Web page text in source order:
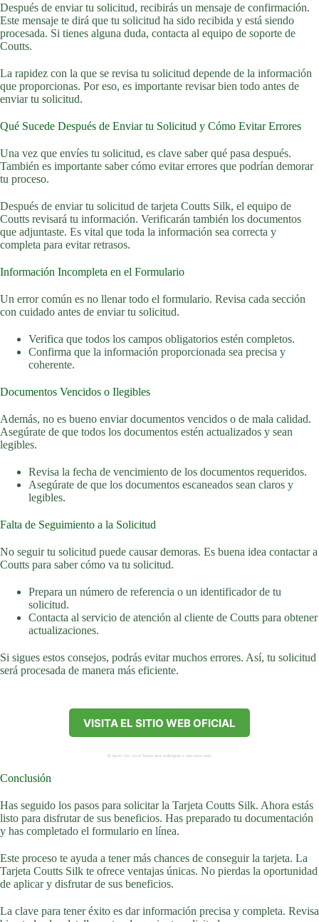
Después de enviar tu solicitud, recibirás un mensaje de confirmación.
Este mensaje te dirá que tu solicitud ha sido recibida y está siendo
procesada. Si tienes alguna duda, contacta al equipo de soporte de
Coutts.
La rapidez con la que se revisa tu solicitud depende de la información
que proporcionas. Por eso, es importante revisar bien todo antes de
enviar tu solicitud.
Qué Sucede Después de Enviar tu Solicitud y Cómo Evitar Errores
Una vez que envíes tu solicitud, es clave saber qué pasa después.
También es importante saber cómo evitar errores que podrían demorar
tu proceso.
Después de enviar tu solicitud de tarjeta Coutts Silk, el equipo de
Coutts revisará tu información. Verificarán también los documentos
que adjuntaste. Es vital que toda la información sea correcta y
completa para evitar retrasos.
Información Incompleta en el Formulario
Un error común es no llenar todo el formulario. Revisa cada sección
con cuidado antes de enviar tu solicitud.
Verifica que todos los campos obligatorios estén completos.
Confirma que la información proporcionada sea precisa y
coherente.
Documentos Vencidos o Ilegibles
Además, no es bueno enviar documentos vencidos o de mala calidad.
Asegúrate de que todos los documentos estén actualizados y sean
legibles.
Revisa la fecha de vencimiento de los documentos requeridos.
Asegúrate de que los documentos escaneados sean claros y
legibles.
Falta de Seguimiento a la Solicitud
No seguir tu solicitud puede causar demoras. Es buena idea contactar a
Coutts para saber cómo va tu solicitud.
Prepara un número de referencia o un identificador de tu
solicitud.
Contacta al servicio de atención al cliente de Coutts para obtener
actualizaciones.
Si sigues estos consejos, podrás evitar muchos errores. Así, tu solicitud
será procesada de manera más eficiente.
VISITA EL SITIO WEB OFICIAL
Al hacer clic en el botón será redirigido a otro sitio web.
Conclusión
Has seguido los pasos para solicitar la Tarjeta Coutts Silk. Ahora estás
listo para disfrutar de sus beneficios. Has preparado tu documentación
y has completado el formulario en línea.
Este proceso te ayuda a tener más chances de conseguir la tarjeta. La
Tarjeta Coutts Silk te ofrece ventajas únicas. No pierdas la oportunidad
de aplicar y disfrutar de sus beneficios.
La clave para tener éxito es dar información precisa y completa. Revisa